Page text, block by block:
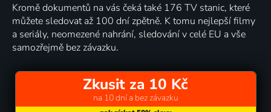
Kromě dokumentů na vás čeká také 176 TV stanic, které
můžete sledovat až 100 dní zpětně. K tomu nejlepší filmy
a seriály, neomezené nahrání, sledování v celé EU a vše
samozřejmě bez závazku.
Zkusit za 10 Kč
na 10 dní a bez závazku